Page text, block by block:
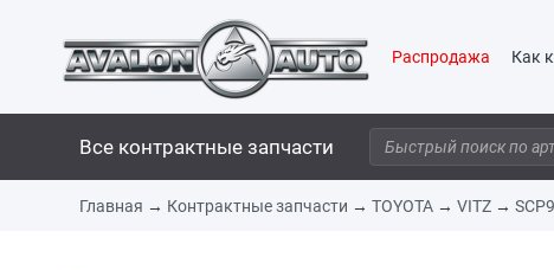
Распродажа Как
Все контрактные запчасти
Главная → Контрактные запчасти → TOYOTA → VITZ →